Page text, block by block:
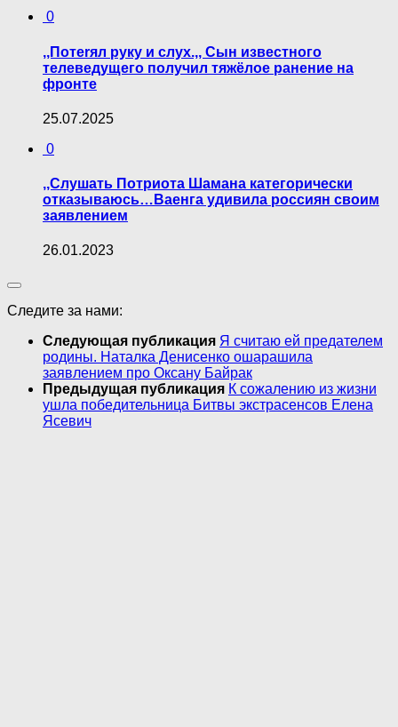
0
,,Потerял pyку и слух.,, Сын известного
телеведущего получил тяжёлoe paнение на
фронте
25.07.2025
0
,,Слушать Потриота Шамана категорически
отказываюсь…Ваенга удивила россиян своим
заявлением
26.01.2023
Следите за нами:
Следующая публикация Я считаю ей предателем
родины. Наталка Денисенко ошарашила
заявлением про Оксану Байрак
Предыдущая публикация К сожалению из жизни
ушла победительница Битвы экстрасенсов Елена
Ясевич